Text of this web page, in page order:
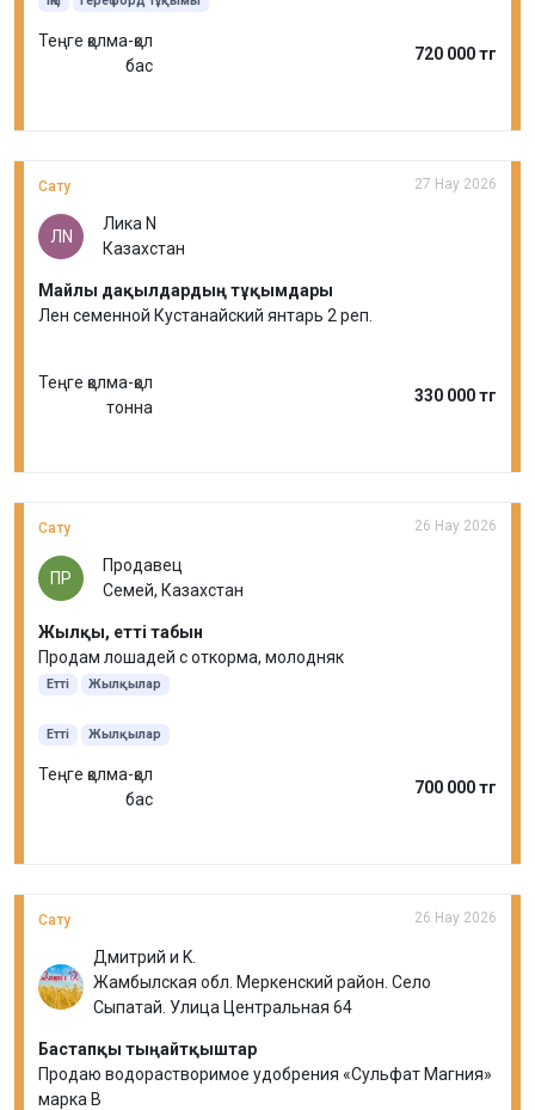
Теңге қолма-қол
бас
720 000 тг
Сату 27 Нау 2026
ЛN
Лика N
Казахстан
Майлы дақылдардың тұқымдары
Лен семенной Кустанайский янтарь 2 реп.
Теңге қолма-қол
тонна
330 000 тг
Сату 26 Нау 2026
ПР
Продавец
Семей, Казахстан
Жылқы, етті табын
Продам лошадей с откорма, молодняк
Етті Жылқылар
Етті Жылқылар
Теңге қолма-қол
бас
700 000 тг
Сату 26 Нау 2026
Дмитрий и K.
Жамбылская обл. Меркенский район. Село
Сыпатай. Улица Центральная 64
Бастапқы тыңайтқыштар
Продаю водорастворимое удобрения «Сульфат Магния»
марка В